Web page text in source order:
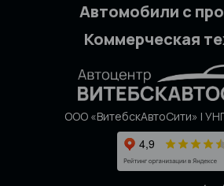
Автомобили с
Коммерческая
ООО «ВитебскАвтоСити» |